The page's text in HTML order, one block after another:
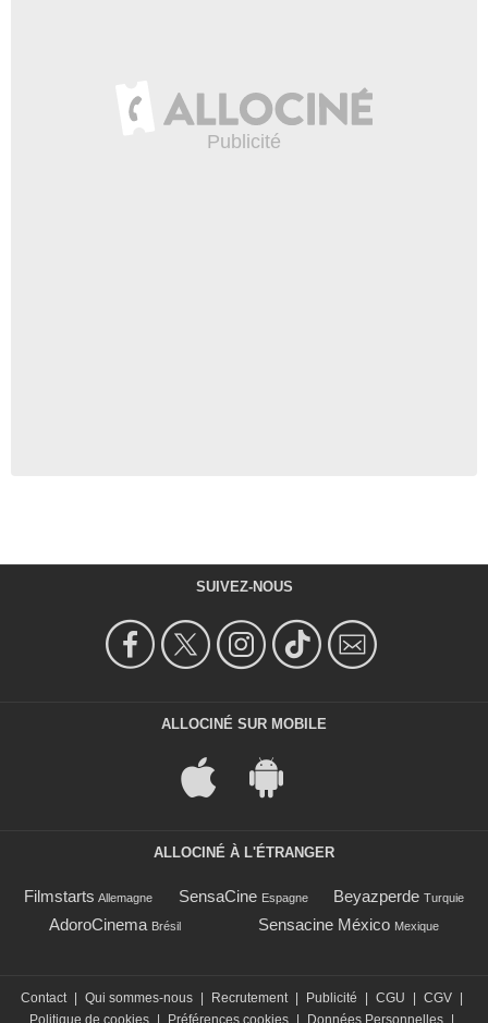
SUIVEZ-NOUS
ALLOCINÉ SUR MOBILE
ALLOCINÉ À L'ÉTRANGER
Filmstarts Allemagne SensaCine Espagne Beyazperde Turquie
AdoroCinema Brésil Sensacine México Mexique
Contact Qui sommes-nous Recrutement Publicité CGU CGV
Politique de cookies
Préférences cookies Données Personnelles